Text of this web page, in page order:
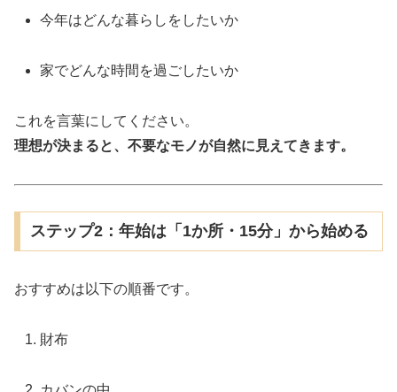
今年はどんな暮らしをしたいか
家でどんな時間を過ごしたいか
これを言葉にしてください。
理想が決まると、不要なモノが自然に見えてきます。
ステップ2：年始は「1か所・15分」から始める
おすすめは以下の順番です。
財布